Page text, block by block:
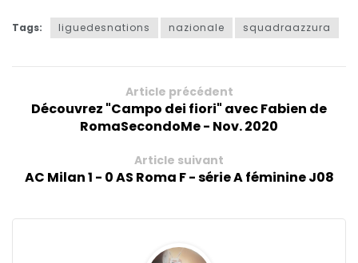
Tags: liguedesnations nazionale squadraazzura
Article précédent
Découvrez "Campo dei fiori" avec Fabien de
RomaSecondoMe - Nov. 2020
Article suivant
AC Milan 1 - 0 AS Roma F - série A féminine J08